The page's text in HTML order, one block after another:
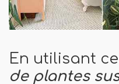
En utilisant
de plantes